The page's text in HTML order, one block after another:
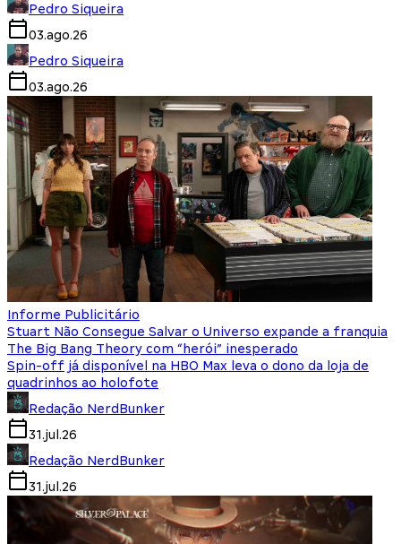
Pedro Siqueira
03.ago.26
Pedro Siqueira
03.ago.26
Informe Publicitário
Stuart Não Consegue Salvar o Universo expande a franquia
The Big Bang Theory com “herói” inesperado
Spin-off já disponível na HBO Max leva o dono da loja de
quadrinhos ao holofote
Redação NerdBunker
31.jul.26
Redação NerdBunker
31.jul.26